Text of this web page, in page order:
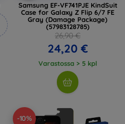
Samsung EF-VF741PJE KindSuit
Case for Galaxy Z Flip 6/7 FE
Gray (Damage Package)
(57983128785)
26,90 €
24,20 €
Varastossa > 5 kpl
-10%